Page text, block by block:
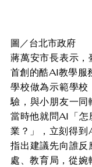
圖／台北市政府
蔣萬安市長表示，
首創的酷AI教學服
學校做為示範學校
驗，與小朋友一同
當時他就問AI「怎
業？」，立刻得
指出建議先向誰反
處、教育局，從